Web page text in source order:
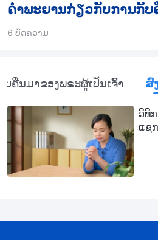
ຄຳພະຍານກ່ຽວກັບການກັບ
6 ບົດຄວາມ
ຄືນມາຂອງພຣະຜູ້ເປັນເຈົ້າ ສົ
ວິທີ
ແຊ